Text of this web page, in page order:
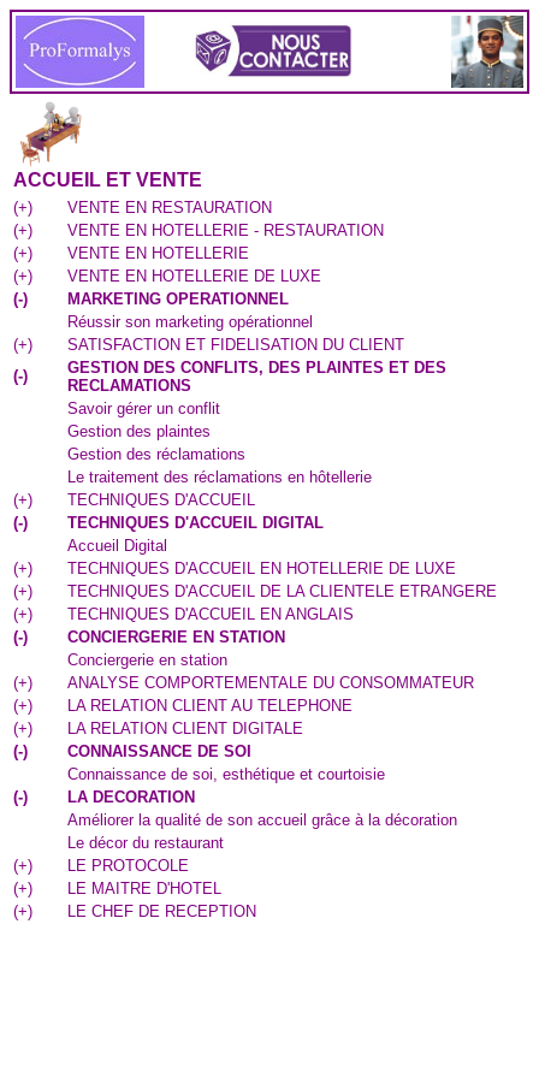
ACCUEIL ET VENTE
(+)
VENTE EN RESTAURATION
(+)
VENTE EN HOTELLERIE - RESTAURATION
(+)
VENTE EN HOTELLERIE
(+)
VENTE EN HOTELLERIE DE LUXE
(-)
MARKETING OPERATIONNEL
Réussir son marketing opérationnel
(+)
SATISFACTION ET FIDELISATION DU CLIENT
(-)
GESTION DES CONFLITS, DES PLAINTES ET DES
RECLAMATIONS
Savoir gérer un conflit
Gestion des plaintes
Gestion des réclamations
Le traitement des réclamations en hôtellerie
(+)
TECHNIQUES D'ACCUEIL
(-)
TECHNIQUES D'ACCUEIL DIGITAL
Accueil Digital
(+)
TECHNIQUES D'ACCUEIL EN HOTELLERIE DE LUXE
(+)
TECHNIQUES D'ACCUEIL DE LA CLIENTELE ETRANGERE
(+)
TECHNIQUES D'ACCUEIL EN ANGLAIS
(-)
CONCIERGERIE EN STATION
Conciergerie en station
(+)
ANALYSE COMPORTEMENTALE DU CONSOMMATEUR
(+)
LA RELATION CLIENT AU TELEPHONE
(+)
LA RELATION CLIENT DIGITALE
(-)
CONNAISSANCE DE SOI
Connaissance de soi, esthétique et courtoisie
(-)
LA DECORATION
Améliorer la qualité de son accueil grâce à la décoration
Le décor du restaurant
(+)
LE PROTOCOLE
(+)
LE MAITRE D'HOTEL
(+) LE CHEF DE RECEPTION